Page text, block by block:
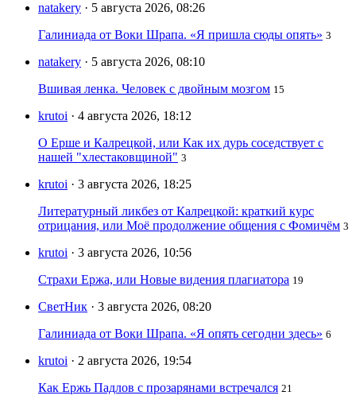
natakery · 5 августа 2026, 08:26
Галиниада от Воки Шрапа. «Я пришла сюды опять» 3
natakery · 5 августа 2026, 08:10
Вшивая ленка. Человек с двойным мозгом 15
krutoi · 4 августа 2026, 18:12
О Ерше и Калрецкой, или Как их дурь соседствует с
нашей "хлестаковщиной" 3
krutoi · 3 августа 2026, 18:25
Литературный ликбез от Калрецкой: краткий курс
отрицания, или Моё продолжение общения с Фомичём 3
krutoi · 3 августа 2026, 10:56
Страхи Ержа, или Новые видения плагиатора 19
СветНик · 3 августа 2026, 08:20
Галиниада от Воки Шрапа. «Я опять сегодни здесь» 6
krutoi · 2 августа 2026, 19:54
Как Ержь Падлов с прозарянами встречался 21